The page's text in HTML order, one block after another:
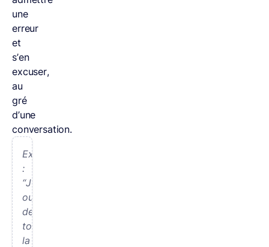
une
erreur
et
s’en
excuser,
au
gré
d’une
conversation.
Exemple
:
“J’ai
oublié
de
tondre
la